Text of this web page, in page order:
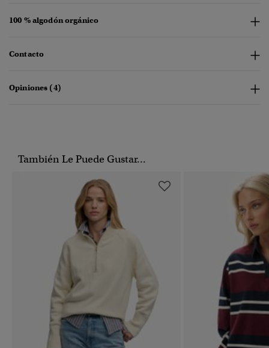
100 % algodón orgánico
Contacto
Opiniones (4)
También Le Puede Gustar...